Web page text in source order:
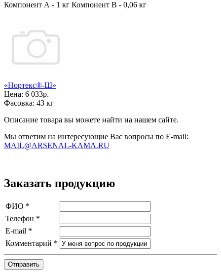
Компонент А - 1 кг Компонент В - 0,06 кг
«Нортекс®-Ш»
Цена: 6 033р.
Фасовка: 43 кг
Описание товара вы можете найти на нашем сайте.
Мы ответим на интересующие Вас вопросы по E-mail:
MAIL@ARSENAL-KAMA.RU
Заказать продукцию
ФИО *
Телефон *
E-mail *
Комментарий *
Отправить